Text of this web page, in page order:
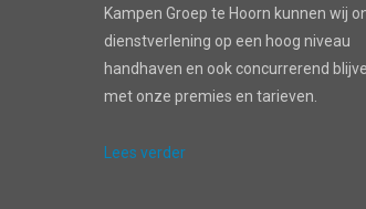
Kampen Groep te Hoorn kunnen wij
dienstverlening op een hoog niveau
handhaven en ook concurrerend
met onze premies en tarieven.
Lees verder